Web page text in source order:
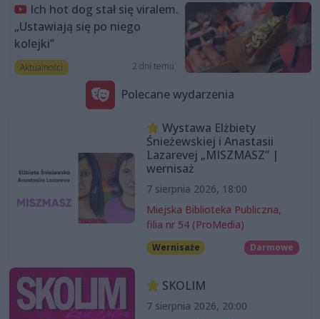
Ich hot dog stał się viralem.
„Ustawiają się po niego
kolejki”
Aktualności 2 dni temu
Polecane wydarzenia
Wystawa Elżbiety
Śnieżewskiej i Anastasii
Lazarevej „MISZMASZ” |
wernisaż
7 sierpnia 2026, 18:00
Miejska Biblioteka Publiczna,
filia nr 54 (ProMedia)
Wernisaże Darmowe
SKOLIM
7 sierpnia 2026, 20:00